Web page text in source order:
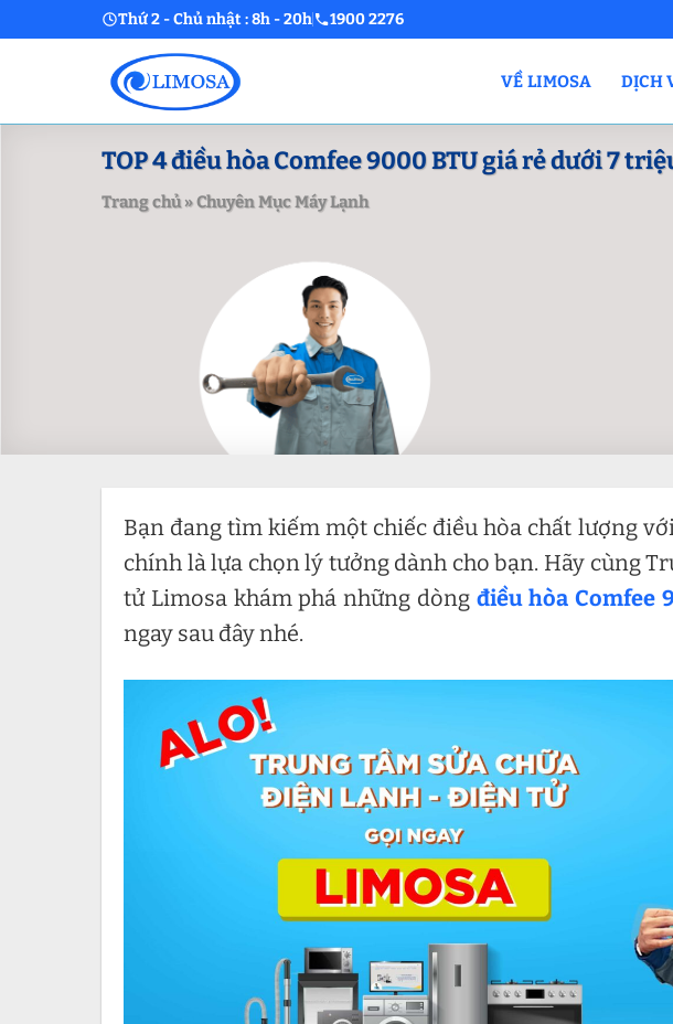
to
Thứ 2 - Chủ nhật : 8h - 20h 1900 2276
VỀ LIMOSA DỊCH
TOP 4 điều hòa Comfee 9000 BTU giá rẻ dưới 7
Trang chủ»Chuyên Mục Máy Lạnh
Bạn đang tìm kiếm một chiếc điều hòa chất lượng
chính là lựa chọn lý tưởng dành cho bạn. Hãy cùng
tử Limosa khám phá những dòng điều hòa Comfee
ngay sau đây nhé.